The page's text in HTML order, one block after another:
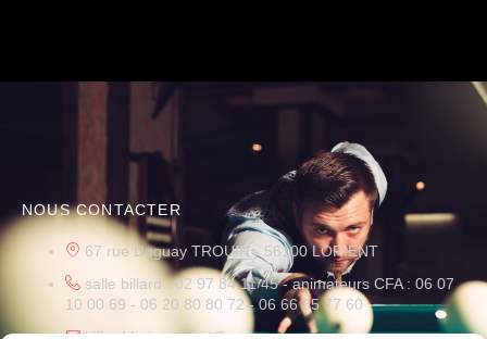
NOUS CONTACTER
67 rue Duguay TROUIN - 56100 LORIENT
salle billard : 02 97 84 11 45 - animateurs CFA : 06 07
10 00 69 - 06 20 80 80 72 - 06 66 65 77 60